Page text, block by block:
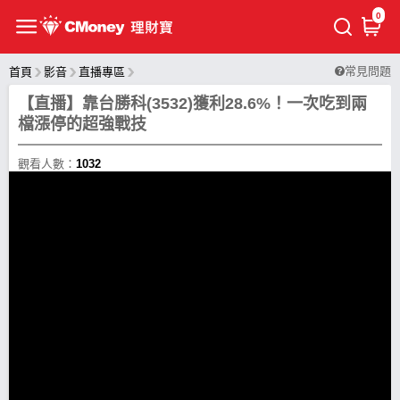
0
首頁 影音 直播專區 常見問題
【直播】靠台勝科(3532)獲利28.6%！一次吃到兩
檔漲停的超強戰技
觀看人數： 1032